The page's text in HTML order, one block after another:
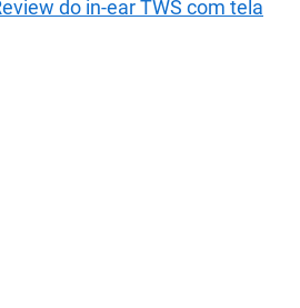
do in-ear TWS com tela